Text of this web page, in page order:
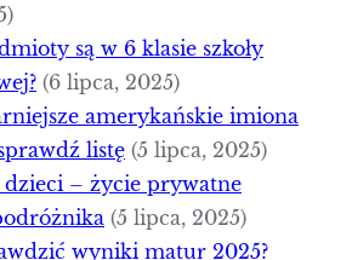
są w 6 klasie szkoły
(6 lipca, 2025)
amerykańskie imiona
listę (5 lipca, 2025)
dzieci – życie prywatne
(5 lipca, 2025)
wyniki matur 2025?